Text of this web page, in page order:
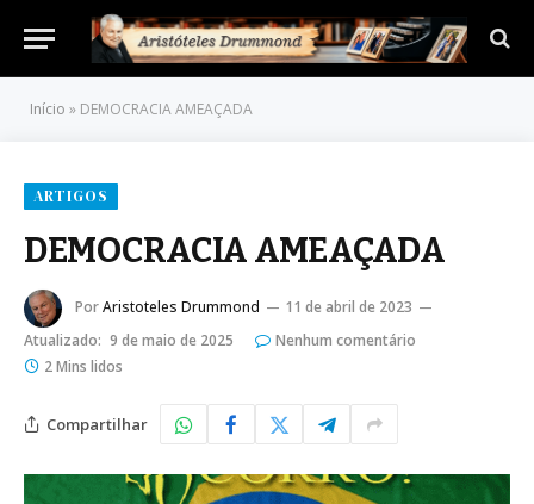
Início » DEMOCRACIA AMEAÇADA
ARTIGOS
DEMOCRACIA AMEAÇADA
PorAristoteles Drummond
11 de abril de 2023
Atualizado: 9 de maio de 2025
Nenhum comentário
2 Mins lidos
Compartilhar